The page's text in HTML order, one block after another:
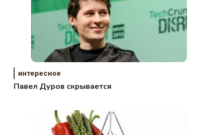
интересное
Павел Дуров скрывается